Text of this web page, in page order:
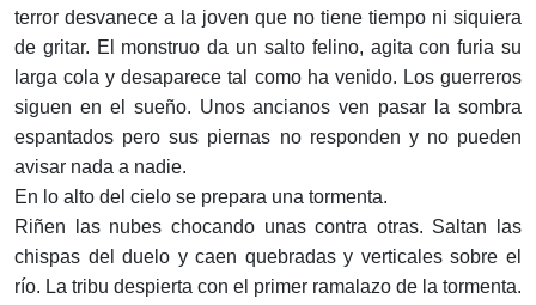
terror desvanece a la joven que no tiene tiempo ni siquiera
de gritar. El monstruo da un salto felino, agita con furia su
larga cola y desaparece tal como ha venido. Los guerreros
siguen en el sueño. Unos ancianos ven pasar la sombra
espantados pero sus piernas no responden y no pueden
avisar nada a nadie.
En lo alto del cielo se prepara una tormenta.
Riñen las nubes chocando unas contra otras. Saltan las
chispas del duelo y caen quebradas y verticales sobre el
río. La tribu despierta con el primer ramalazo de la tormenta.